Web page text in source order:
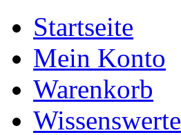
Startseite
Mein Konto
Warenkorb